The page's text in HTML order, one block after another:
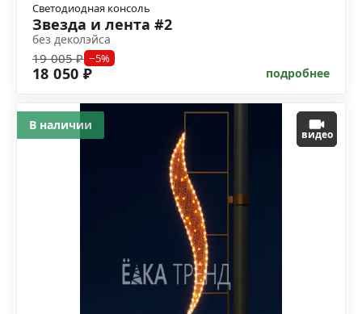
Светодиодная консоль
Звезда и лента #2
без деколэйса
19 005 ₽ −5%
18 050 ₽ подробнее
видео
В наличии